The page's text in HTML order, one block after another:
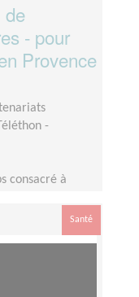
de
- pour
Provence
-
consacré à
àSanté